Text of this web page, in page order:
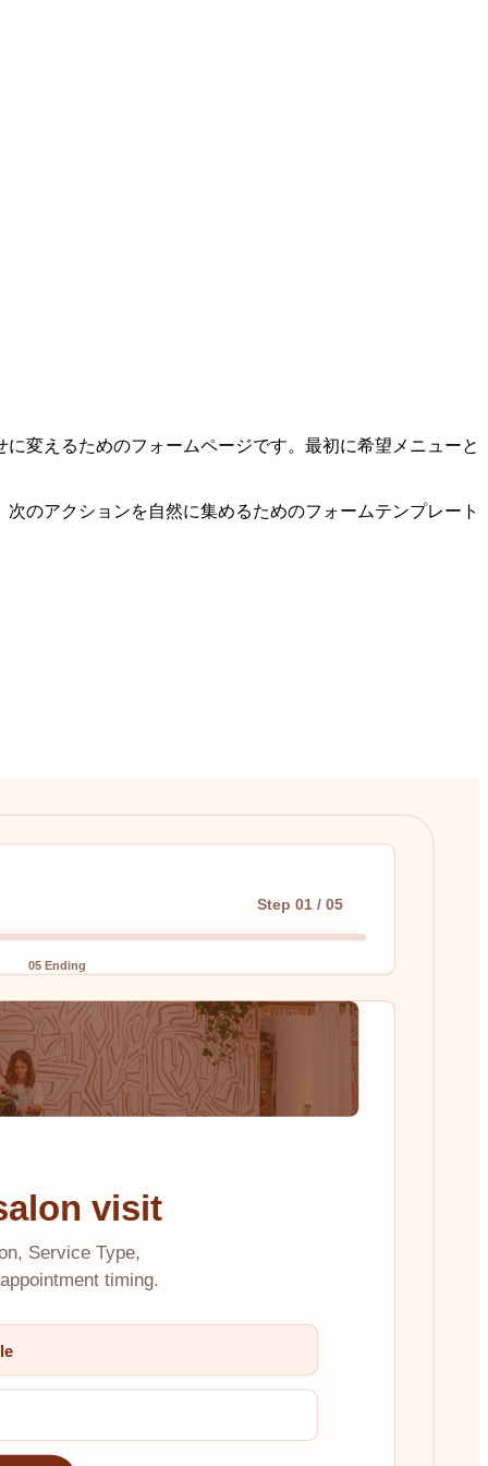
変えるためのフォームページです。最初に希望メニューと
のアクションを自然に集めるためのフォームテンプレート